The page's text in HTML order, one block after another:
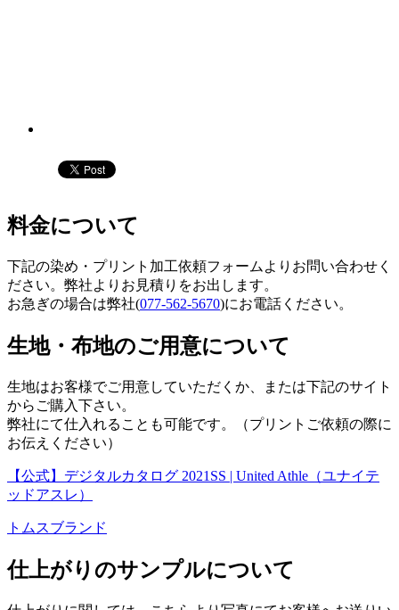
料金について
下記の染め・プリント加工依頼フォームよりお問い合わせく
ださい。弊社よりお見積りをお出します。
お急ぎの場合は弊社(077-562-5670)にお電話ください。
生地・布地のご用意について
生地はお客様でご用意していただくか、または下記のサイト
からご購入下さい。
弊社にて仕入れることも可能です。（プリントご依頼の際に
お伝えください）
【公式】デジタルカタログ 2021SS | United Athle（ユナイテ
ッドアスレ）
トムスブランド
仕上がりのサンプルについて